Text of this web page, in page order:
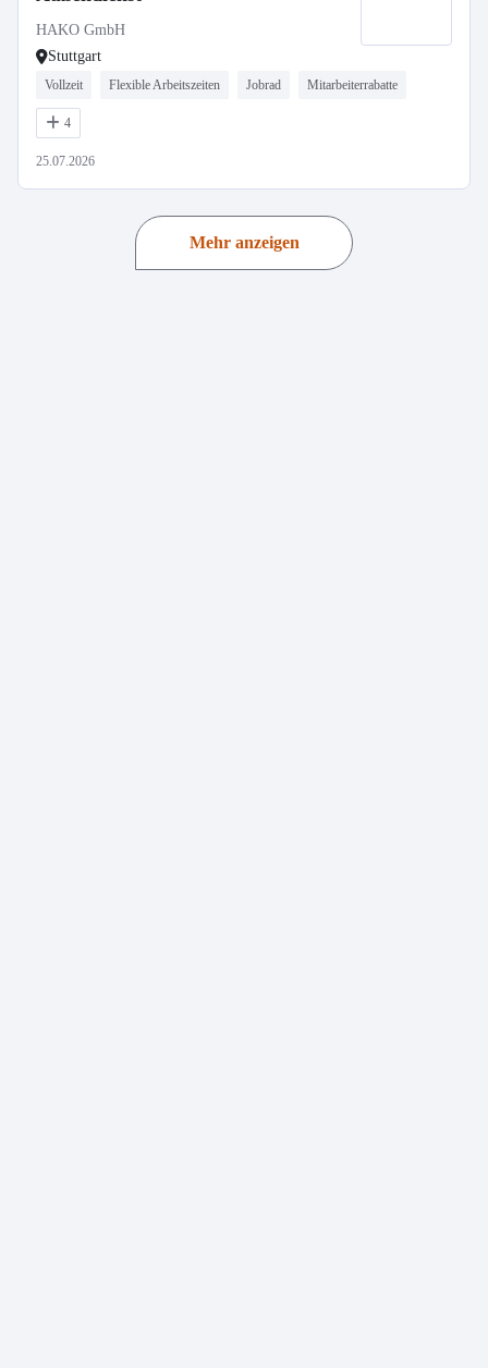
HAKO GmbH
Stuttgart
Vollzeit Flexible Arbeitszeiten Jobrad Mitarbeiterrabatte
4
25.07.2026
Mehr anzeigen